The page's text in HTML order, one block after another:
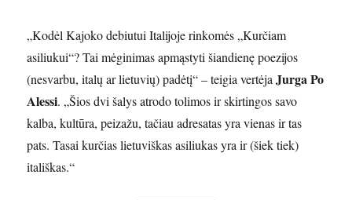
„Kodėl Kajoko debiutui Italijoje rinkomės „Kurčiam
asiliukui“? Tai mėginimas apmąstyti šiandienę poezijos
(nesvarbu, italų ar lietuvių) padėtį“ – teigia vertėjaJurga Po
Alessi. „Šios dvi šalys atrodo tolimos ir skirtingos savo
kalba, kultūra, peizažu, tačiau adresatas yra vienas ir tas
pats. Tasai kurčias lietuviškas asiliukas yra ir (šiek tiek)
itališkas.“